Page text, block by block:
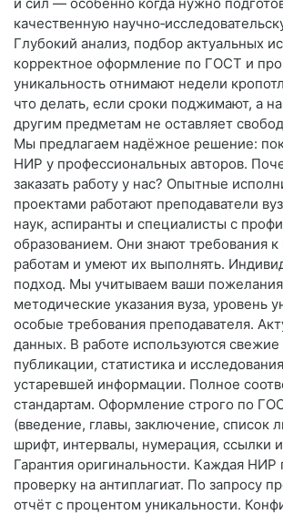
качественную
Глубокий анализ, подбор актуальных
корректное оформление по ГОСТ и
уникальность отнимают недели
что делать, если сроки поджимают, а
другим предметам не оставляет
Мы предлагаем надёжное решение:
НИР у профессиональных авторов.
заказать работу у нас? Опытные
проектами работают преподаватели
наук, аспиранты и специалисты с
образованием. Они знают требования
работам и умеют их выполнять.
подход. Мы учитываем ваши
методические указания вуза, уровень
особые требования преподавателя.
данных. В работе используются
публикации, статистика и
устаревшей информации. Полное
стандартам. Оформление строго по
(введение, главы, заключение, список
шрифт, интервалы, нумерация, ссылки
Гарантия оригинальности. Каждая НИР
проверку на антиплагиат. По запросу
отчёт с процентом уникальности.